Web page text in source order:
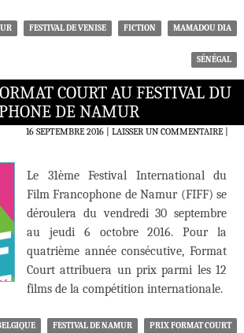
FESTIVAL DE VENISE FICTION MAMADOU DIA
SÉNÉGAL
COURT AU FESTIVAL DU
DE NAMUR
16 SEPTEMBRE 2016 LAISSER UN COMMENTAIRE|
Le 31ème Festival International du
Film Francophone de Namur (FIFF) se
déroulera du vendredi 30 septembre
au jeudi 6 octobre 2016. Pour la
quatrième année consécutive, Format
Court attribuera un prix parmi les 12
films de la compétition internationale.
FESTIVAL DE NAMUR PRIX FORMAT COURT